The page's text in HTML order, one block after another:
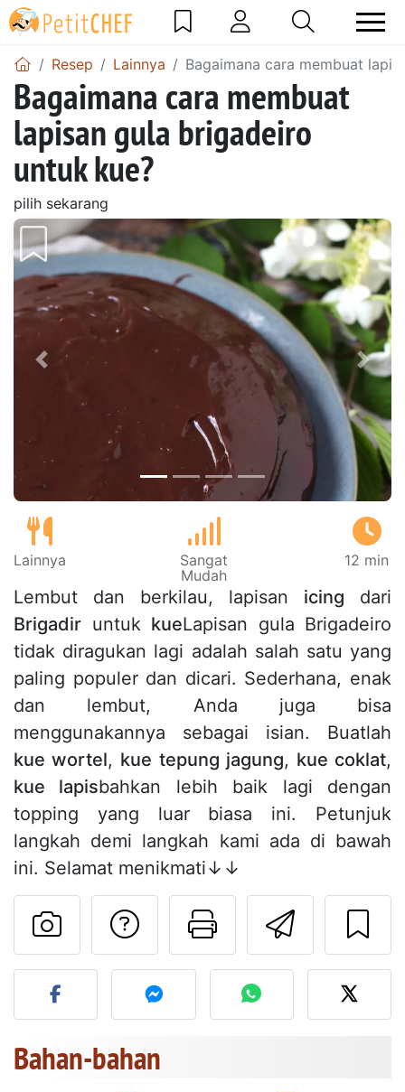
Resep Lainnya Bagaimana cara membuat
Bagaimana cara membuat
lapisan gula brigadeiro
untuk kue?
pilih sekarang
Sebelumnya
Lainnya
Sangat
Mudah
12 min
Lembut dan berkilau, lapisan icing dari
Brigadir untuk kueLapisan gula Brigadeiro
tidak diragukan lagi adalah salah satu yang
paling populer dan dicari. Sederhana, enak
dan lembut, Anda juga bisa
menggunakannya sebagai isian. Buatlah
kue wortel, kue tepung jagung, kue coklat,
kue lapisbahkan lebih baik lagi dengan
topping yang luar biasa ini. Petunjuk
langkah demi langkah kami ada di bawah
ini. Selamat menikmati↓↓
Kirim
Cetak
Mengajukan
Unggah foto Anda dari
Bahan-bahan